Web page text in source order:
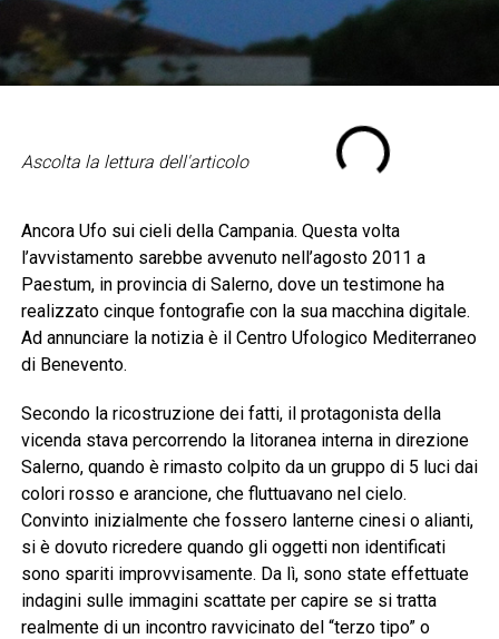
Ascolta la lettura dell'articolo
Ancora Ufo sui cieli della Campania. Questa volta
l’avvistamento sarebbe avvenuto nell’agosto 2011 a
Paestum, in provincia di Salerno, dove un testimone ha
realizzato cinque fontografie con la sua macchina digitale.
Ad annunciare la notizia è il Centro Ufologico Mediterraneo
di Benevento.
Secondo la ricostruzione dei fatti, il protagonista della
vicenda stava percorrendo la litoranea interna in direzione
Salerno, quando è rimasto colpito da un gruppo di 5 luci dai
colori rosso e arancione, che fluttuavano nel cielo.
Convinto inizialmente che fossero lanterne cinesi o alianti,
si è dovuto ricredere quando gli oggetti non identificati
sono spariti improvvisamente. Da lì, sono state effettuate
indagini sulle immagini scattate per capire se si tratta
realmente di un incontro ravvicinato del “terzo tipo” o